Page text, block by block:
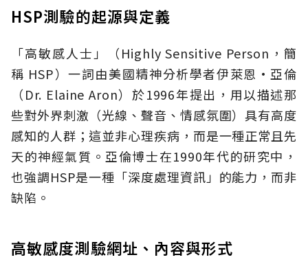
HSP測驗的起源與定義
「高敏感人士」（Highly Sensitive Person，簡
稱 HSP）一詞由美國精神分析學者伊萊恩·亞倫
（Dr. Elaine Aron）於1996年提出，用以描述那
些對外界刺激（光線、聲音、情感氛圍）具有高度
感知的人群；這並非心理疾病，而是一種正常且先
天的神經氣質。亞倫博士在1990年代的研究中，
也強調HSP是一種「深度處理資訊」的能力，而非
缺陷。
高敏感度測驗網址、內容與形式